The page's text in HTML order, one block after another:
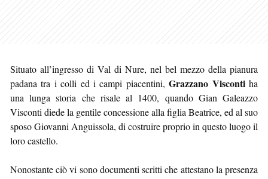
Situato all’ingresso di Val di Nure, nel bel mezzo della pianura
padana tra i colli ed i campi piacentini,Grazzano Viscontiha
una lunga storia che risale al 1400, quando Gian Galeazzo
Visconti diede la gentile concessione alla figlia Beatrice, ed al suo
sposo Giovanni Anguissola, di costruire proprio in questo luogo il
loro castello.
Nonostante ciò vi sono documenti scritti che attestano la presenza